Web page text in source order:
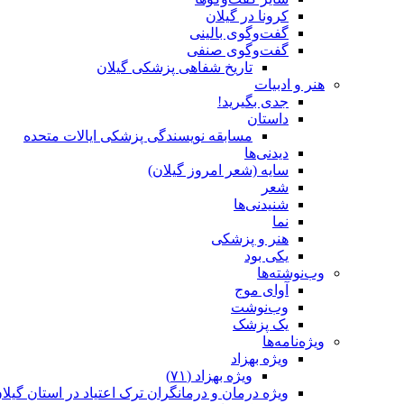
کرونا در گیلان
گفت‌وگوی بالینی
گفت‌وگوی صنفی
تاریخ شفاهی پزشکی گیلان
هنر و ادبیات
جدی بگیرید!
داستان
مسابقه نویسندگی پزشکی ایالات متحده
دیدنی‌ها
سایه (شعر امروز گیلان)
شعر
شنیدنی‌ها
نما
هنر و پزشکی
یکی بود
وب‌نوشته‌ها
آوای موج
وب‌نوشت
یک پزشک
ویژه‌نامه‌ها
ویژه‌ بهزاد
ویژه‌ بهزاد (۷۱)
ویژه‌ درمان و درمانگران ترک اعتیاد در استان